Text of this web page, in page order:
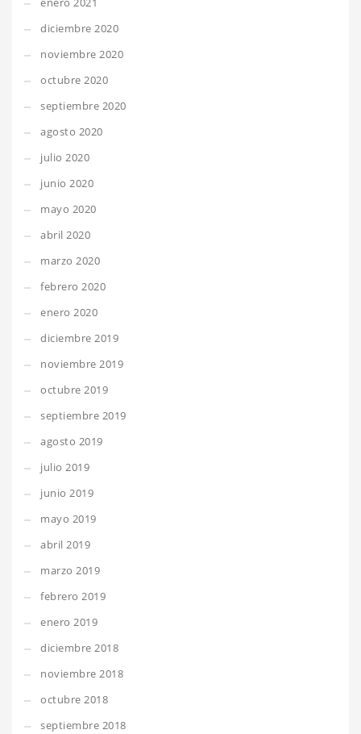
diciembre 2020
noviembre 2020
octubre 2020
septiembre 2020
agosto 2020
julio 2020
junio 2020
mayo 2020
abril 2020
marzo 2020
febrero 2020
enero 2020
diciembre 2019
noviembre 2019
octubre 2019
septiembre 2019
agosto 2019
julio 2019
junio 2019
mayo 2019
abril 2019
marzo 2019
febrero 2019
enero 2019
diciembre 2018
noviembre 2018
octubre 2018
septiembre 2018